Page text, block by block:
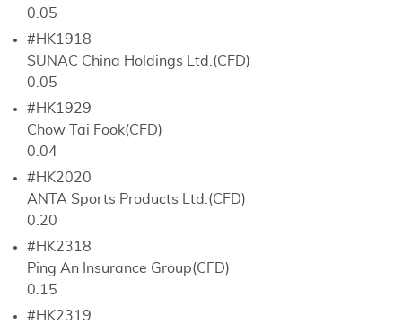
0.05
#HK1918
SUNAC China Holdings Ltd.(CFD)
0.05
#HK1929
Chow Tai Fook(CFD)
0.04
#HK2020
ANTA Sports Products Ltd.(CFD)
0.20
#HK2318
Ping An Insurance Group(CFD)
0.15
#HK2319